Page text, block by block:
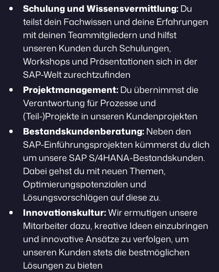
Schulung undWissensvermittlung:Du
teilst dein Fachwissen und deine Erfahrungen
mit deinen Teammitgliedern und hilfst
unseren Kunden durch Schulungen,
Workshops und Präsentationen sich in der
SAP-Welt zurechtzufinden
Projektmanagement:Du übernimmst die
Verantwortung für Prozesse und
(Teil-)Projekte in unseren Kundenprojekten
Bestandskundenberatung:Neben den
SAP-Einführungsprojekten kümmerst du dich
um unsere SAP S/4HANA-Bestandskunden.
Dabei gehst du mit neuen Themen,
Optimierungspotenzialen und
Lösungsvorschlägen auf diese zu.
Innovationskultur:Wir ermutigen unsere
Mitarbeiter dazu, kreative Ideen einzubringen
und innovative Ansätze zu verfolgen, um
unseren Kunden stets die bestmöglichen
Lösungen zu bieten